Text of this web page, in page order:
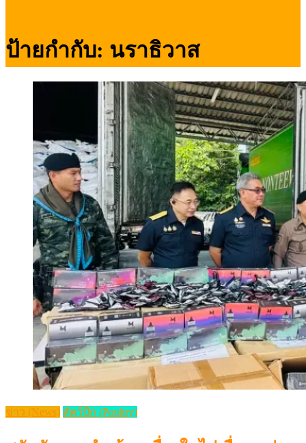
ป้ายกำกับ: นราธิวาส
ข่าว (News) สัตว์ปีก (Poultry)